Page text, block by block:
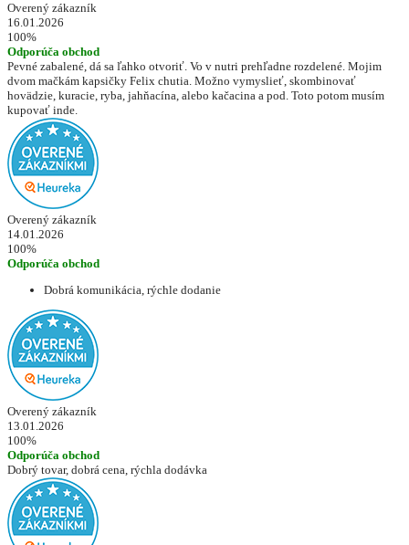
Overený zákazník
16.01.2026
100%
Odporúča obchod
Pevné zabalené, dá sa ľahko otvoriť. Vo v nutri prehľadne rozdelené. Mojim
dvom mačkám kapsičky Felix chutia. Možno vymyslieť, skombinovať
hovädzie, kuracie, ryba, jahňacína, alebo kačacina a pod. Toto potom musím
kupovať inde.
Overený zákazník
14.01.2026
100%
Odporúča obchod
Dobrá komunikácia, rýchle dodanie
Overený zákazník
13.01.2026
100%
Odporúča obchod
Dobrý tovar, dobrá cena, rýchla dodávka